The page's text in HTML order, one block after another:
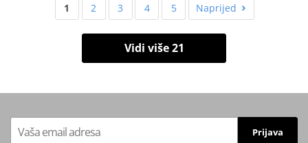
1 2 3 4 5 Naprijed
Vidi više 21
Prijava